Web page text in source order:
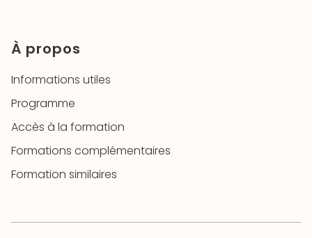
À propos
Informations utiles
Programme
Accès à la formation
Formations complémentaires
Formation similaires